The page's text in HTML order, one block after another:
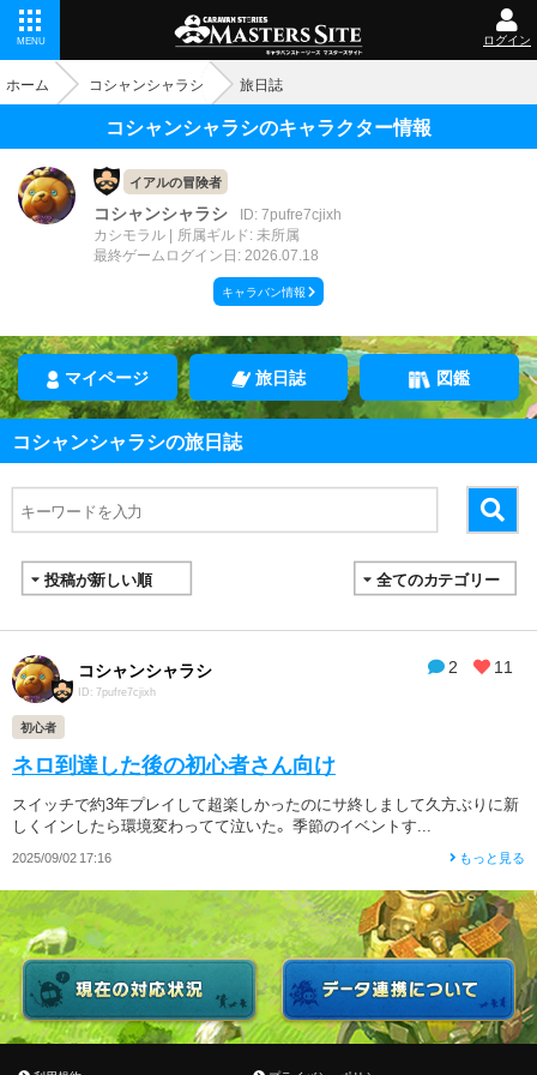
MENU ログイン
ホーム コシャンシャラシ 旅日誌
コシャンシャラシのキャラクター情報
イアルの冒険者
コシャンシャラシ
ID: 7pufre7cjixh
カシモラル
所属ギルド: 未所属
最終ゲームログイン日: 2026.07.18
キャラバン情報
マイページ 旅日誌 図鑑
コシャンシャラシの旅日誌
2 11
コシャンシャラシ
ID: 7pufre7cjixh
初心者
ネロ到達した後の初心者さん向け
スイッチで約3年プレイして超楽しかったのにサ終しまして久方ぶりに新
しくインしたら環境変わってて泣いた。 季節のイベントす...
2025/09/02 17:16 もっと見る